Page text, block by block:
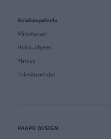
Asiakaspalvelu
Mitoitukset
Hoito-ohjeet
Yhteys
Toimitusehdot
PAAPII DESIGN